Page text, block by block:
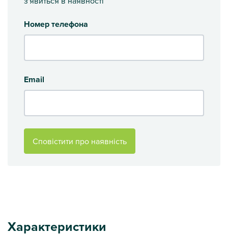
Номер телефона
Email
Сповістити про наявність
Характеристики